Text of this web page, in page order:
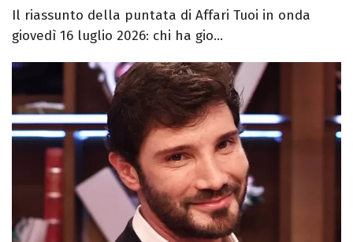
Il riassunto della puntata di Affari Tuoi in onda
giovedì 16 luglio 2026: chi ha gio...